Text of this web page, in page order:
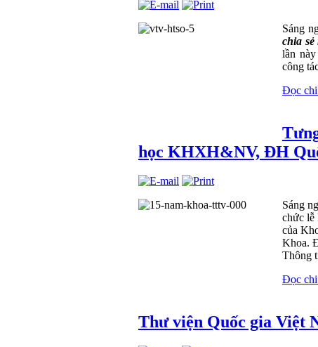
Sáng
chia
lần
công
Đọc chi
học KHXH&NV, ĐH
Sáng
chức lễ
của
Khoa.
Thông
Đọc chi
Thư viện Quốc gia Việt